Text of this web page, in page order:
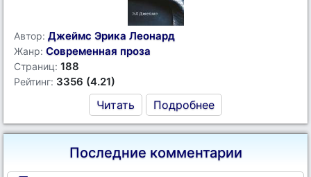
Автор: Джеймс Эрика Леонард
Жанр: Современная проза
Страниц: 188
Рейтинг: 3356 (4.21)
Читать Подробнее
Последние комментарии